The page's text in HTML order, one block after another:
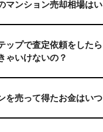
マンション売却相場はい
ップで査定依頼をした
ゃいけないの？
を売って得たお金はい